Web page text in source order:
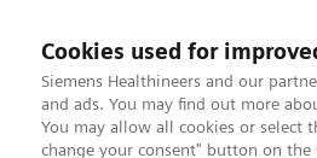
Cookies used for
Siemens Healthineers and our
and ads. You may find out more
You may allow all cookies or select
change your consent" button on the